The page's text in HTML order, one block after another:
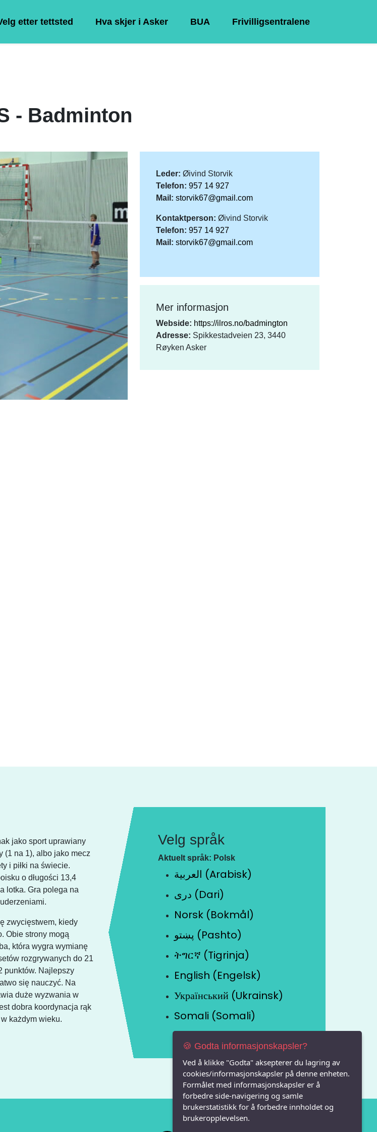
etter tettsted Hva skjer i Asker BUA Frivilligsentralene
- Badminton
Leder: Øivind Storvik
Telefon: 957 14 927
Mail: storvik67@gmail.com
Kontaktperson: Øivind Storvik
Telefon: 957 14 927
Mail: storvik67@gmail.com
Mer informasjon
Webside: https://ilros.no/badmington
Adresse: Spikkestadveien 23, 3440
Røyken Asker
jako sport uprawiany
(1 na 1), albo jako mecz
i piłki na świecie.
o długości 13,4
lotka. Gra polega na
zwycięstwem, kiedy
Obie strony mogą
która wygra wymianę
rozgrywanych do 21
punktów. Najlepszy
się nauczyć. Na
duże wyzwania w
dobra koordynacja rąk
każdym wieku.
Velg språk
Aktuelt språk: Polsk
العربية (Arabisk)
دری (Dari)
Norsk (Bokmål)
پښتو (Pashto)
ትግርኛ (Tigrinja)
English (Engelsk)
Український (Ukrainsk)
Somali (Somali)
🍪 Godta informasjonskapsler?
Ved å klikke "Godta" aksepterer du lagring av
cookies/informasjonskapsler på denne enheten.
Formålet med informasjonskapsler er å
forbedre side-navigering og samle
brukerstatistikk for å forbedre innholdet og
brukeropplevelsen.